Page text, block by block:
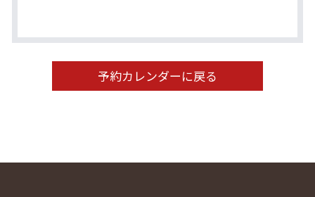
予約カレンダーに戻る